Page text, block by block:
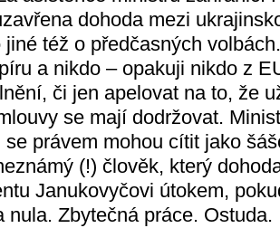
dohoda mezi
též o předčasných
a nikdo – opakuji nikdo z
či jen apelovat na to, že
se mají dodržovat.
právem mohou cítit jako
(!) člověk, který
Janukovyčovi útokem,
nula. Zbytečná práce. Ostuda.